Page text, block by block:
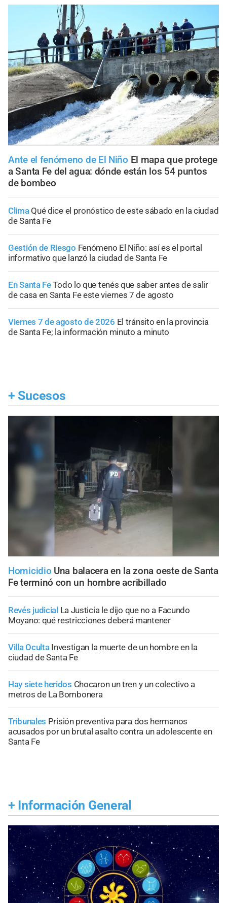
Ante el fenómeno de El Niño El mapa que protege
a Santa Fe del agua: dónde están los 54 puntos
de bombeo
Clima Qué dice el pronóstico de este sábado en la ciudad
de Santa Fe
Gestión de Riesgo Fenómeno El Niño: así es el portal
informativo que lanzó la ciudad de Santa Fe
En Santa FeTodo lo que tenés que saber antes de salir
de casa en Santa Fe este viernes 7 de agosto
Viernes 7 de agosto de 2026 El tránsito en la provincia
de Santa Fe; la información minuto a minuto
+ Sucesos
Homicidio Una balacera en la zona oeste de Santa
Fe terminó con un hombre acribillado
Revés judicial La Justicia le dijo que no a Facundo
Moyano: qué restricciones deberá mantener
Villa Oculta Investigan la muerte de un hombre en la
ciudad de Santa Fe
Hay siete heridos Chocaron un tren y un colectivo a
metros de La Bombonera
Tribunales Prisión preventiva para dos hermanos
acusados por un brutal asalto contra un adolescente en
Santa Fe
+ Información General